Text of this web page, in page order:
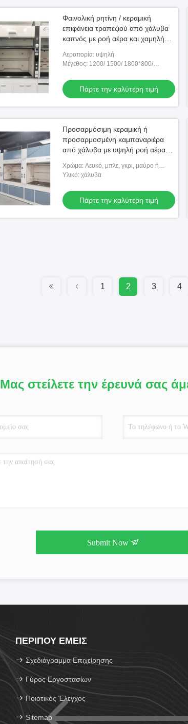
Φαινολική ρητίνη / κεραμική
επιφάνεια τραπεζιού από χάλυβα
καπνός με ροή αέρα και χαμηλή
Αεροπορία: υψηλή
Μέγεθος: 1200/ 1500/ 1800*800/
Πάρτε την καλύτερη τιμή
Προσαρμόσιμη κεραμική ή
προσαρμοσμένη καμπαναριέρα
από χάλυβα με υψηλή ροή αέρα
Χρώμα: Λευκό, μπλε, γκρι, μαύρο ή
προσαρμοσμένο
Υλικό: χάλυβα
Πάρτε την καλύτερη τιμή
1 2 3 4
Μας στείλετε την έρευνά σας
Submit Now
ΠΕΡΊΠΟΥ ΕΜΕΊΣ
Σχεδιάγραμμα Επιχείρησης
Γύρος Εργοστασίων
Ποιοτικός Έλεγχος
Sitemap